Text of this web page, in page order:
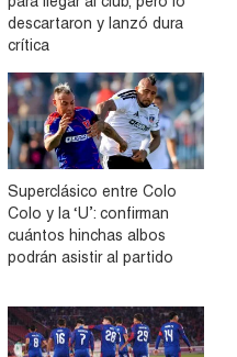
descartaron y lanzó dura
crítica
Superclásico entre Colo
Colo y la ‘U’: confirman
cuántos hinchas albos
podrán asistir al partido